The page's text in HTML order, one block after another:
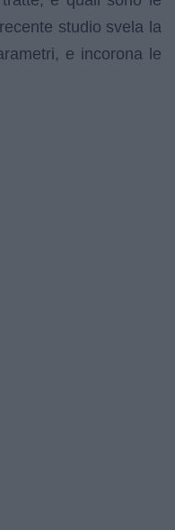
studio svela la
e incorona le